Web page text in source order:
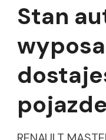
Stan